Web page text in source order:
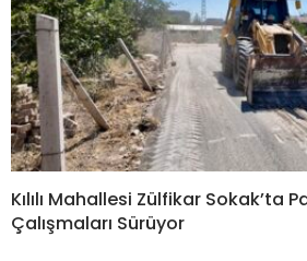
Kılılı Mahallesi Zülfikar Sokak’ta
Çalışmaları Sürüyor